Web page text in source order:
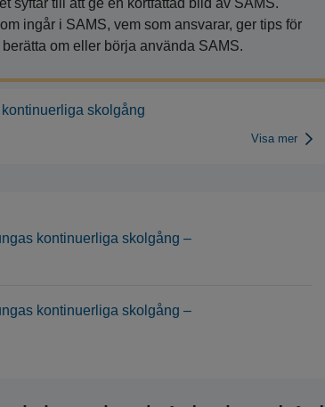
syftar till att ge en kortfattad bild av SAMS.
ingår i SAMS, vem som ansvarar, ger tips för
om eller börja använda SAMS.
skolgång
Visa mer
kontinuerliga skolgång –
kontinuerliga skolgång –